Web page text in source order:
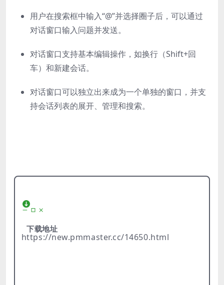
用户在搜索框中输入“@”并选择圈子后，可以通过
对话窗口输入问题并发送。
对话窗口支持基本编辑操作，如换行（Shift+回
车）和新建会话。
对话窗口可以独立出来成为一个单独的窗口，并支
持会话列表的展开、管理和搜索。
下载地址
https://new.pmmaster.cc/14650.html